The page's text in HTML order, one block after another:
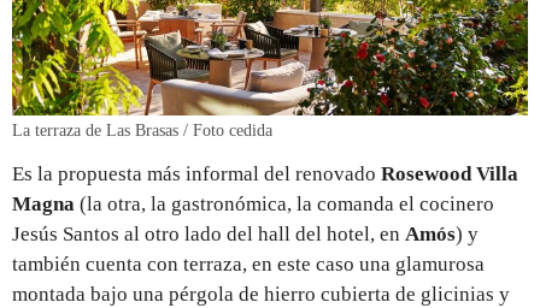
La terraza de Las Brasas / Foto cedida
Es la propuesta más informal del renovado Rosewood Villa
Magna (la otra, la gastronómica, la comanda el cocinero
Jesús Santos al otro lado del hall del hotel, en Amós) y
también cuenta con terraza, en este caso una glamurosa
montada bajo una pérgola de hierro cubierta de glicinias y